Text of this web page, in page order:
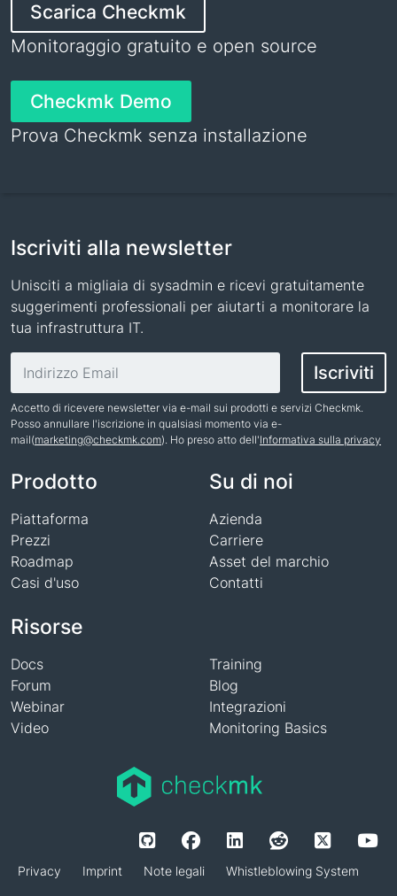
Scarica Checkmk
Monitoraggio gratuito e open source
Checkmk Demo
Prova Checkmk senza installazione
Iscriviti alla newsletter
Unisciti a migliaia di sysadmin e ricevi gratuitamente
suggerimenti professionali per aiutarti a monitorare la
tua infrastruttura IT.
Iscriviti
Accetto di ricevere newsletter via e-mail sui prodotti e servizi Checkmk.
Posso annullare l'iscrizione in qualsiasi momento via e-
mail(marketing@checkmk.com). Ho preso atto dell'Informativa sulla privacy
Prodotto
Piattaforma
Prezzi
Roadmap
Casi d'uso
Risorse
Docs
Forum
Webinar
Video
Training
Blog
Integrazioni
Monitoring Basics
Su di noi
Azienda
Carriere
Asset del marchio
Contatti
Privacy Imprint Note legali Whistleblowing System